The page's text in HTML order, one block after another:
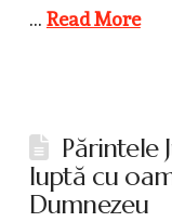
… Read More
Părintele
luptă cu
Dumnezeu